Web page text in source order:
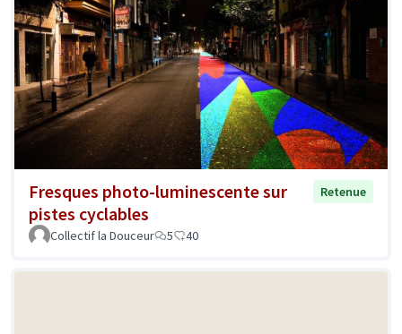
Fresques photo-luminescente sur
pistes cyclables
Retenue
Collectif la Douceur 5 40